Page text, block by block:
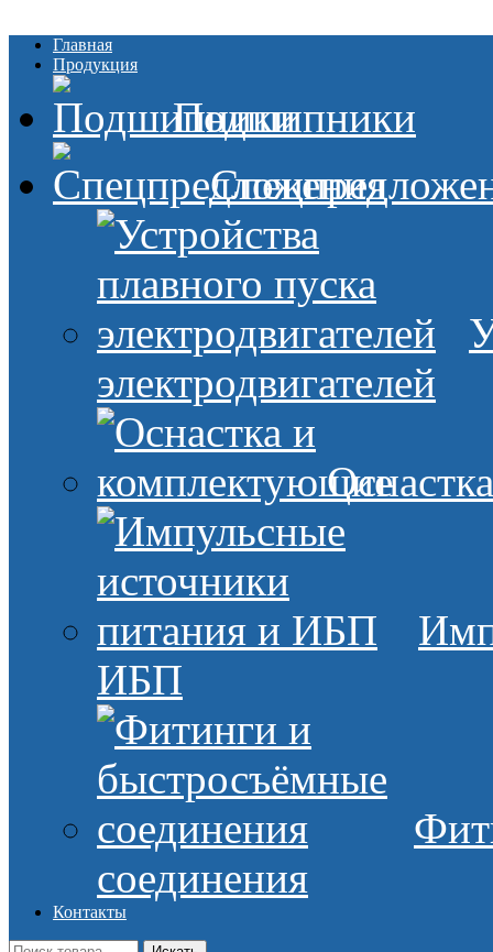
Главная
Продукция
Подшипники
электродвигателей
ИБП
соединения
Контакты